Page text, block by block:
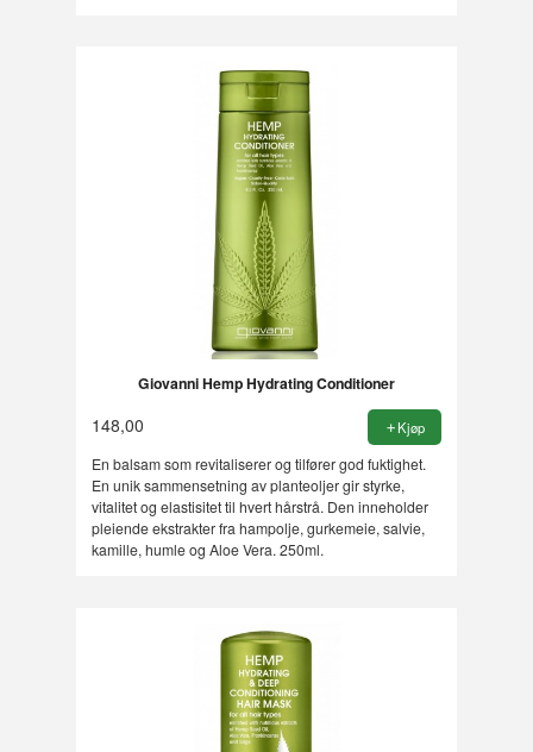
Giovanni Hemp Hydrating Conditioner
148,00 Kjøp
En balsam som revitaliserer og tilfører god fuktighet.
En unik sammensetning av planteoljer gir styrke,
vitalitet og elastisitet til hvert hårstrå. Den inneholder
pleiende ekstrakter fra hampolje, gurkemeie, salvie,
kamille, humle og Aloe Vera. 250ml.